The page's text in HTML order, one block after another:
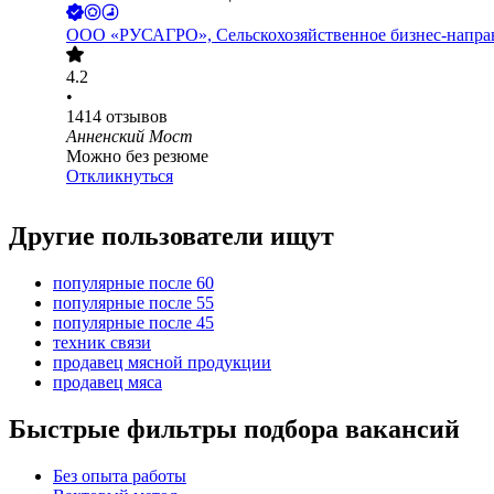
ООО «РУСАГРО», Сельскохозяйственное бизнес-
4.2
•
1414 отзывов
Анненский Мост
Можно без резюме
Откликнуться
Другие пользователи ищут
популярные после 60
популярные после 55
популярные после 45
техник связи
продавец мясной продукции
продавец мяса
Быстрые фильтры подбора вакансий
Без опыта работы